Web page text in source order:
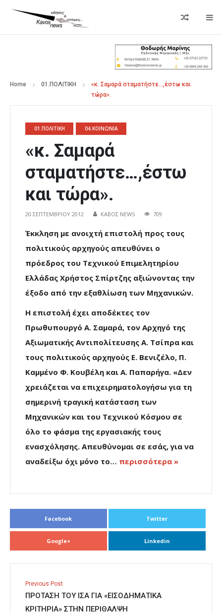
Home 01.ΠΟΛΙΤΙΚΗ
«κ. Σαμαρά σταματήστε…,έστω και
τώρα».
01.ΠΟΛΙΤΙΚΗ 04.ΚΟΙΝΩΝΙΑ
«κ. Σαμαρά
σταματήστε…,έστω
και τώρα».
20 ΣΕΠΤΕΜΒΡΊΟΥ 2012 ΚΑΒΟΣ NEWS 709
Έκκληση με ανοιχτή επιστολή προς τους
πολιτικούς αρχηγούς απευθύνει ο
πρόεδρος του Τεχνικού Επιμελητηρίου
Ελλάδας Χρήστος Σπίρτζης αξιώνοντας την
έξοδο από την εξαθλίωση των Μηχανικών.
Η επιστολή έχει αποδέκτες τον
Πρωθυπουργό Α. Σαμαρά, τον Αρχηγό της
Αξιωματικής Αντιπολίτευσης Α. Τσίπρα και
τους πολιτικούς αρχηγούς Ε. Βενιζέλο, Π.
Καμμένο Φ. Κουβέλη και Α. Παπαρήγα. «Δεν
χρειάζεται να επιχειρηματολογήσω για τη
σημερινή τραγική κατάσταση των
Μηχανικών και του Τεχνικού Κόσμου σε
όλο το φάσμα της εργασιακής τους
ενασχόλησης. Απευθύνομαι σε εσάς, για να
αναδείξω όχι μόνο το… περισσότερα »
Facebook Twitter
Google+ Linkedin
Previous Post
ΠΡΟΤΑΣΗ ΤΟΥ ΙΣΑ ΓΙΑ «ΕΙΣΟΔΗΜΑΤΙΚΑ
ΚΡΙΤΗΡΙΑ» ΣΤΗΝ ΠΕΡΙΘΑΛΨΗ